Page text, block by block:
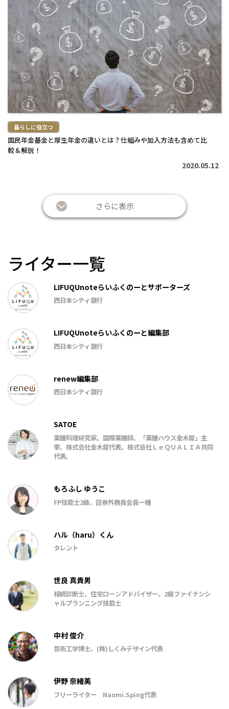
き
を
読
む
>
暮らしに役立つ
国民年金基金と厚生年金の違いとは？仕組みや加入方法も含めて比
較＆解説！
2020.05.12
さらに表示
ライター一覧
LIFUQUnoteらいふくのーとサポーターズ
西日本シティ銀行
LIFUQUnoteらいふくのーと編集部
西日本シティ銀行
renew編集部
西日本シティ銀行
SATOE
薬膳料理研究家。国際薬膳師。「薬膳ハウス金木犀」主
宰。株式会社金木犀代表。株式会社ＬｅＱＵＡＬＩＡ共同
代表。
もろふし ゆうこ
FP技能士2級、証券外務員会員一種
ハル（haru）くん
タレント
世良 真貴男
相続診断士、住宅ローンアドバイザー、2級ファイナンシ
ャルプランニング技能士
中村 俊介
芸術工学博士、(株)しくみデザイン代表
伊野 奈緒美
フリーライター Naomi.Sping代表